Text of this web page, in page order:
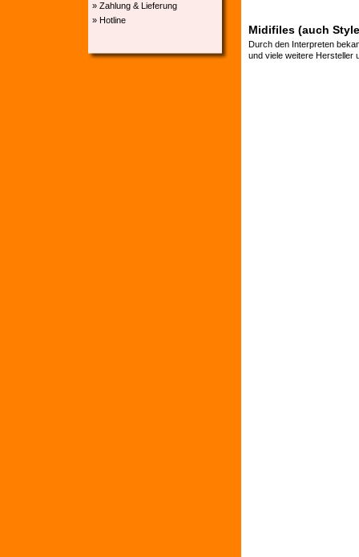
» Zahlung & Lieferung
» Hotline
Midifiles (auch
Durch den Interpreten
und viele weitere Hersteller